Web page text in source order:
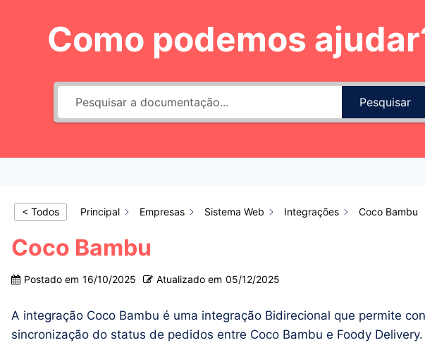
Como podemos
Pesquisar
< Todos Principal Empresas Sistema Web Integrações Coco Bambu
Coco Bambu
Postado em 16/10/2025 Atualizado em 05/12/2025
A integração Coco Bambu é uma integração Bidirecional que permite
sincronização do status de pedidos entre Coco Bambu e Foody Delivery.